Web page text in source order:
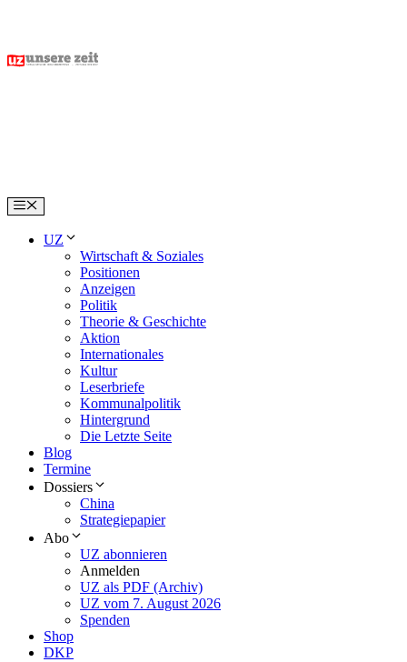
content
Menu
UZ
Wirtschaft & Soziales
Positionen
Anzeigen
Politik
Theorie & Geschichte
Aktion
Internationales
Kultur
Leserbriefe
Kommunalpolitik
Hintergrund
Die Letzte Seite
Blog
Termine
Dossiers
China
Strategiepapier
Abo
UZ abonnieren
Anmelden
UZ als PDF (Archiv)
UZ vom 7. August 2026
Spenden
Shop
DKP